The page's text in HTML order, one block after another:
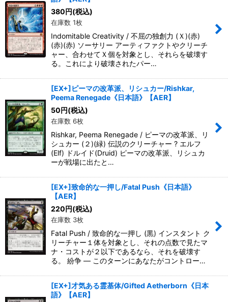
380円(税込)
在庫数 1枚
Indomitable Creativity / 不屈の独創力 (Ｘ)(赤)
(赤)(赤) ソーサリー アーティファクトやクリーチ
ャー、合わせてＸ個を対象とし、それらを破壊す
る。これにより破壊されたパー…
[EX+]ピーマの改革派、リシュカー/Rishkar,
Peema Renegade《日本語》【AER】
50円(税込)
在庫数 6枚
Rishkar, Peema Renegade / ピーマの改革派、リ
シュカー (２)(緑) 伝説のクリーチャー ? エルフ
(Elf) ドルイド(Druid) ピーマの改革派、リシュカ
ーが戦場に出たと…
[EX+]致命的な一押し/Fatal Push《日本語》
【AER】
220円(税込)
在庫数 3枚
Fatal Push / 致命的な一押し (黒) インスタント ク
リーチャー１体を対象とし、それの点数で見たマ
ナ・コストが２以下であるなら、それを破壊す
る。 紛争 ― このターンにあなたがコントロー…
[EX+]才気ある霊基体/Gifted Aetherborn《日本
語》【AER】